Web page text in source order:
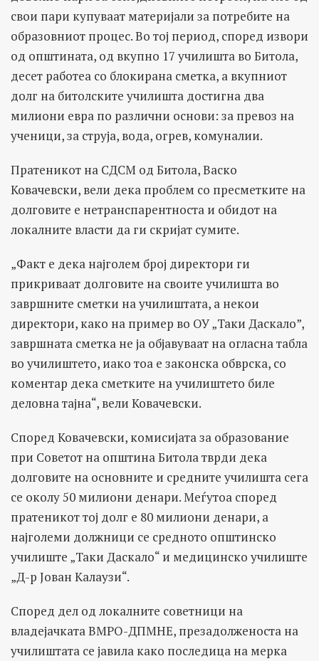
свои пари купуваат материјали за потребите на
образовниот процес. Во тој период, според извори
од општината, од вкупно 17 училишта во Битола,
десет работеа со блокирана сметка, а вкупниот
долг на битолските училишта достигна два
милиони евра по различни основи: за превоз на
ученици, за струја, вода, огрев, комуналии.
Пратеникот на СДСМ од Битола, Васко
Ковачевски, вели дека проблем со пресметките на
долговите е нетранспарентноста и обидот на
локалните власти да ги скријат сумите.
„Факт е дека најголем број директори ги
прикриваат долговите на своите училишта во
завршните сметки на училиштата, а некои
директори, како на пример во ОУ „Таки Даскало”,
завршната сметка не ја објавуваат на огласна табла
во училиштето, иако тоа е законска обврска, со
коментар дека сметките на училиштето биле
деловна тајна“, вели Ковачевски.
Според Ковачевски, комисијата за образование
при Советот на општина Битола тврди дека
долговите на основните и средните училишта сега
се околу 50 милиони денари. Меѓутоа според
пратеникот тој долг е 80 милиони денари, а
најголеми должници се средното општинско
училиште „Таки Даскало“ и медицинско училиште
„Д-р Јован Калаузи“.
Според дел од локалните советници на
владејачката ВМРО-ДПМНЕ, презадолженоста на
училиштата се јавила како последица на мерка